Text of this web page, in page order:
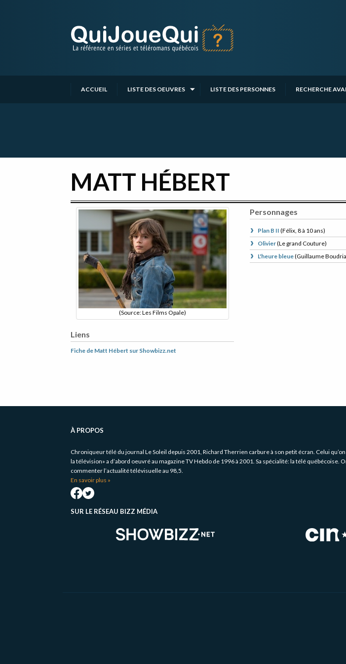
ACCUEIL LISTE DES OEUVRES LISTE DES PERSONNES RECHERCHE
MATT HÉBERT
(Source: Les Films Opale)
Liens
Fiche de Matt Hébert sur Showbizz.net
Personnages
Plan B II (Félix, 8 à 10 ans)
Olivier(Le grand Couture)
L'heure bleue(Guillaume
À PROPOS
Chroniqueur télé du journal Le Soleil depuis 2001, Richard Therrien carbure à son petit écran. Celui
la télévision» a d’abord oeuvré au magazine TV Hebdo de 1996 à 2001. Sa spécialité: la télé québécoise.
commenter l’actualité télévisuelle au 98,5.
En savoir plus »
SUR LE RÉSEAU BIZZ MÉDIA